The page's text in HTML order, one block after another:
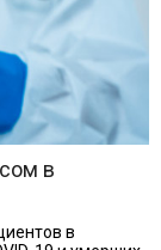
в
в